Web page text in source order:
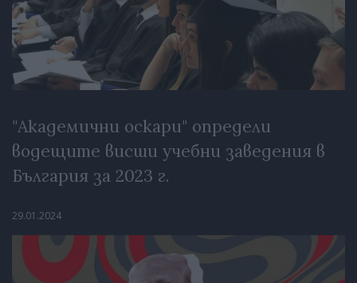
"Академични оскари" определи
водещите висши учебни заведения в
България за 2023 г.
29.01.2024